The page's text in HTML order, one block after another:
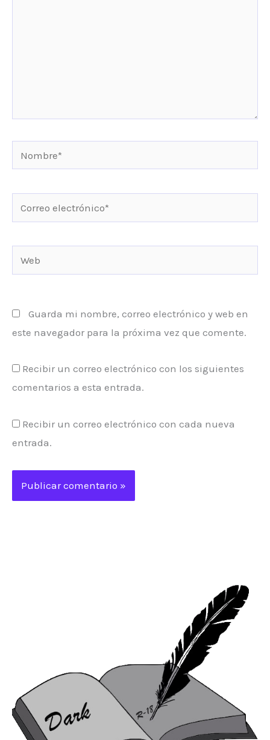
electrónico*
Guarda mi nombre, correo electrónico y web en
este navegador para la próxima vez que comente.
Recibir un correo electrónico con los siguientes
comentarios a esta entrada.
Recibir un correo electrónico con cada nueva
entrada.